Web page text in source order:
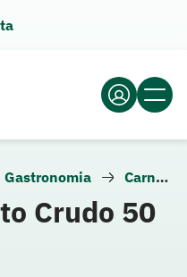
Gastronomia Carne e altra gastronomia
Crudo 50